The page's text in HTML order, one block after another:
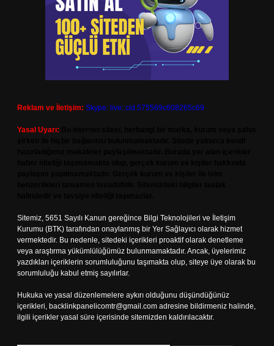
Reklam ve İletişim: Skype: live:.cid.575569c608265c69
Yasal Uyarı:
Sitemiz, 5651 Sayılı Kanun gereğince Bilgi Teknolojileri ve İletişim
Kurumu (BTK) tarafından onaylanmış bir Yer Sağlayıcı olarak hizmet
vermektedir. Bu nedenle, sitedeki içerikleri proaktif olarak denetleme
veya araştırma yükümlülüğümüz bulunmamaktadır. Ancak, üyelerimiz
yazdıkları içeriklerin sorumluluğunu taşımakta olup, siteye üye olarak bu
sorumluluğu kabul etmiş sayılırlar.
Hukuka ve yasal düzenlemelere aykırı olduğunu düşündüğünüz
içerikleri, backlinkpanelicomtr@gmail.com adresine bildirmeniz halinde,
ilgili içerikler yasal süre içerisinde sitemizden kaldırılacaktır.